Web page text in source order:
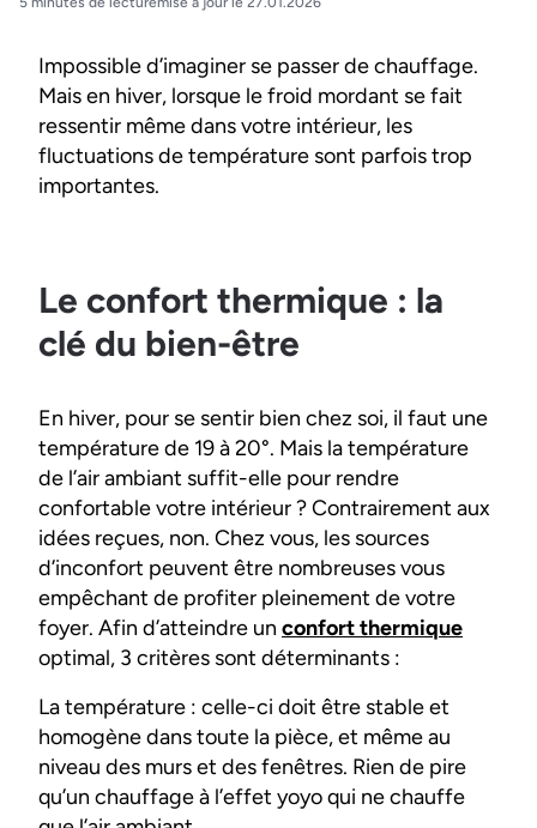
Impossible d’imaginer se passer de chauffage.
Mais en hiver, lorsque le froid mordant se fait
ressentir même dans votre intérieur, les
fluctuations de température sont parfois trop
importantes.
Le confort thermique : la
clé du bien-être
En hiver, pour se sentir bien chez soi, il faut une
température de 19 à 20°. Mais la température
de l’air ambiant suffit-elle pour rendre
confortable votre intérieur ? Contrairement aux
idées reçues, non. Chez vous, les sources
d’inconfort peuvent être nombreuses vous
empêchant de profiter pleinement de votre
foyer. Afin d’atteindre un confort thermique
optimal, 3 critères sont déterminants :
La température : celle-ci doit être stable et
homogène dans toute la pièce, et même au
niveau des murs et des fenêtres. Rien de pire
qu’un chauffage à l’effet yoyo qui ne chauffe